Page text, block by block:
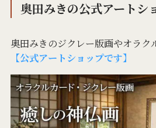
奥田みきの公式アートシ
奥田みきのジクレー版画やオラク
【公式アートショップです】